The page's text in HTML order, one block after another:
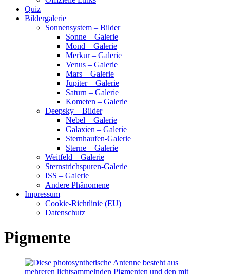
Quiz
Bildergalerie
Sonnensystem – Bilder
Sonne – Galerie
Mond – Galerie
Merkur – Galerie
Venus – Galerie
Mars – Galerie
Jupiter – Galerie
Saturn – Galerie
Kometen – Galerie
Deepsky – Bilder
Nebel – Galerie
Galaxien – Galerie
Sternhaufen-Galerie
Sterne – Galerie
Weitfeld – Galerie
Sternstrichspuren-Galerie
ISS – Galerie
Andere Phänomene
Impressum
Cookie-Richtlinie (EU)
Datenschutz
Pigmente